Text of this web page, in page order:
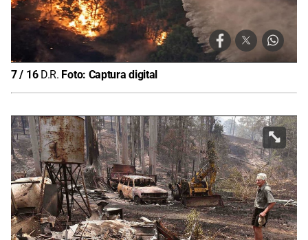
7/ 16 D.R. Foto: Captura digital